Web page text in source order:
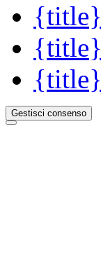
{title}
{title}
{title}
Gestisci consenso